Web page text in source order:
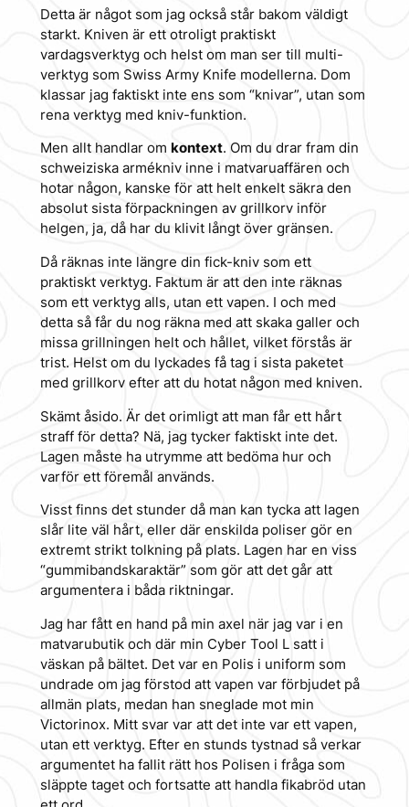
Detta är något som jag också står bakom väldigt
starkt. Kniven är ett otroligt praktiskt
vardagsverktyg och helst om man ser till multi-
verktyg som Swiss Army Knife modellerna. Dom
klassar jag faktiskt inte ens som “knivar”, utan som
rena verktyg med kniv-funktion.
Men allt handlar om kontext. Om du drar fram din
schweiziska armékniv inne i matvaruaffären och
hotar någon, kanske för att helt enkelt säkra den
absolut sista förpackningen av grillkorv inför
helgen, ja, då har du klivit långt över gränsen.
Då räknas inte längre din fick-kniv som ett
praktiskt verktyg. Faktum är att den inte räknas
som ett verktyg alls, utan ett vapen. I och med
detta så får du nog räkna med att skaka galler och
missa grillningen helt och hållet, vilket förstås är
trist. Helst om du lyckades få tag i sista paketet
med grillkorv efter att du hotat någon med kniven.
Skämt åsido. Är det orimligt att man får ett hårt
straff för detta? Nä, jag tycker faktiskt inte det.
Lagen måste ha utrymme att bedöma huroch
varförett föremål används.
Visst finns det stunder då man kan tycka att lagen
slår lite väl hårt, eller där enskilda poliser gör en
extremt strikt tolkning på plats. Lagen har en viss
“gummibandskaraktär” som gör att det går att
argumentera i båda riktningar.
Jag har fått en hand på min axel när jag var i en
matvarubutik och där min Cyber Tool L satt i
väskan på bältet. Det var en Polis i uniform som
undrade om jag förstod att vapen var förbjudet på
allmän plats, medan han sneglade mot min
Victorinox. Mitt svar var att det inte var ett vapen,
utan ett verktyg. Efter en stunds tystnad så verkar
argumentet ha fallit rätt hos Polisen i fråga som
släppte taget och fortsatte att handla fikabröd utan